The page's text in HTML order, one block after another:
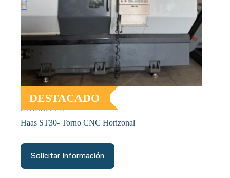
DESTACADO
STOCK: #197
Haas ST30- Torno CNC Horizonal
Solicitar Información